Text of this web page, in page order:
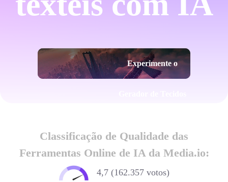
Experimente o
Classificação de Qualidade das
Ferramentas Online de IA da Media.io:
4,7 (162.357 votos)